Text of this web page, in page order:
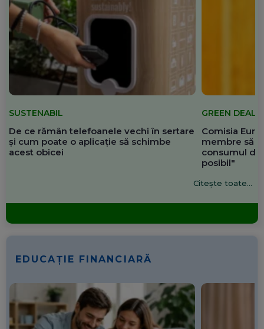
SUSTENABIL
De ce rămân telefoanele vechi în sertare
și cum poate o aplicație să schimbe
acest obicei
GREEN DEAL
Comisia
membre să
consumul de
posibil"
Citește toate...
EDUCAȚIE FINANCIARĂ